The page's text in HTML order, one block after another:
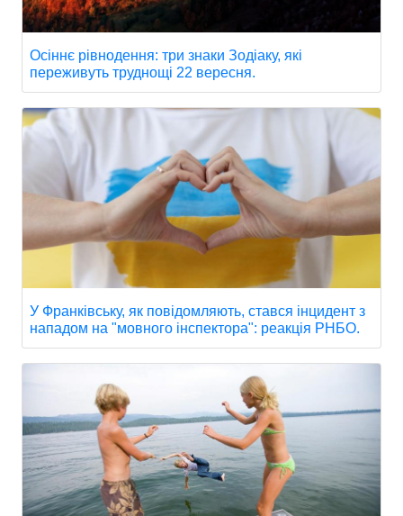
Осіннє рівнодення: три знаки Зодіаку, які
переживуть труднощі 22 вересня.
У Франківську, як повідомляють, стався інцидент з
нападом на "мовного інспектора": реакція РНБО.